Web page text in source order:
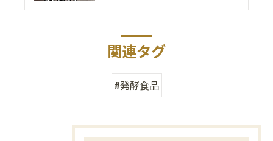
関連タグ
#発酵食品